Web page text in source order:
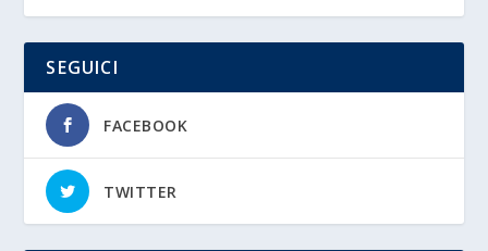
SEGUICI
FACEBOOK
TWITTER